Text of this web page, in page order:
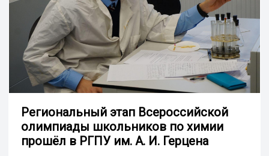
Региональный этап Всероссийской
олимпиады школьников по химии
прошёл в РГПУ им. А. И. Герцена